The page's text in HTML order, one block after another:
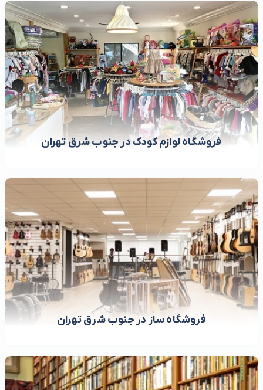
فروشگاه لوازم کودک در جنوب شرق تهران
فروشگاه ساز در جنوب شرق تهران